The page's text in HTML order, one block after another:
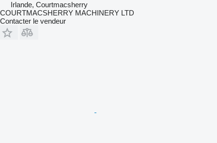
Irlande, Courtmacsherry
COURTMACSHERRY MACHINERY LTD
Contacter le vendeur